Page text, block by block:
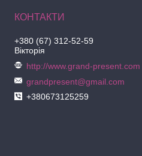
+380 (67) 312-52-59
Вікторія
http://www.grand-present.com
grandpresent@gmail.com
+380673125259